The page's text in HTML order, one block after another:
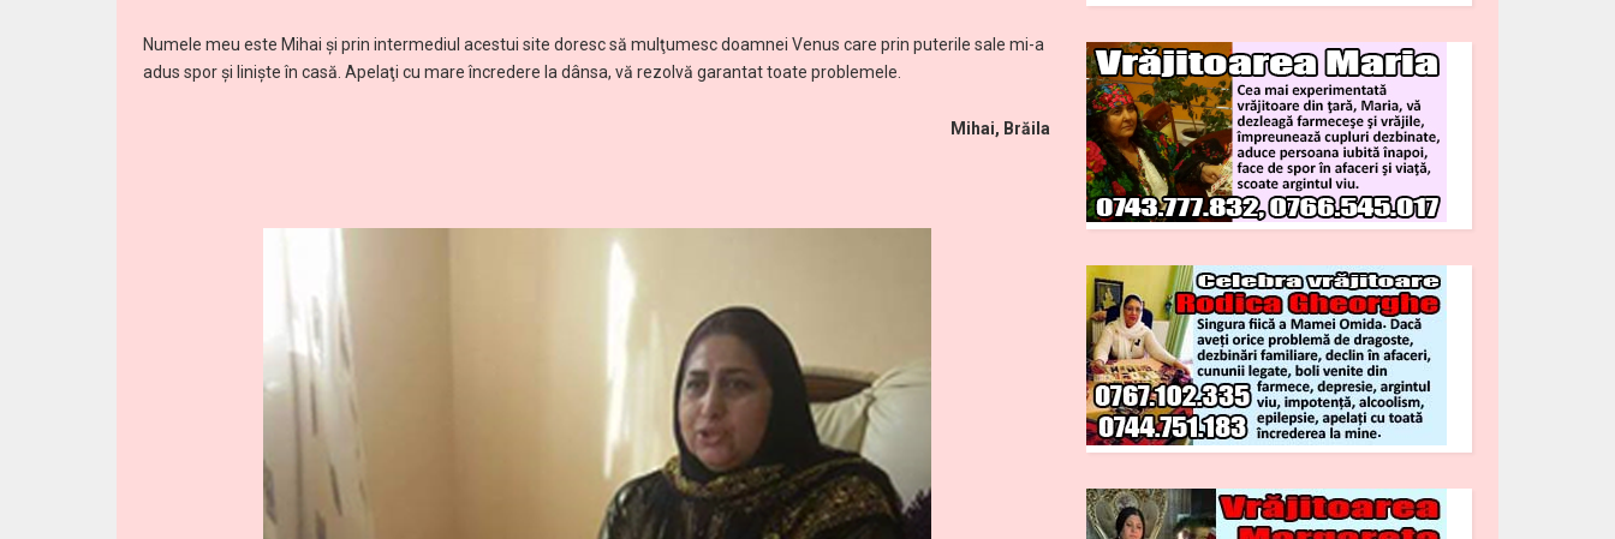
Numele meu este Mihai şi prin intermediul acestui site doresc să mulţumesc doamnei Venus care prin puterile sale mi-a
adus spor şi linişte în casă. Apelaţi cu mare încredere la dânsa, vă rezolvă garantat toate problemele.
Mihai, Brăila